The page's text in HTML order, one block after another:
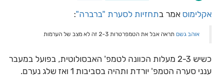
אקלימוס אמר בתחזיות לסערת "ברברה":
אוהב גשם תראה אבל את הטמפרטרות 2-3 זה לא מצב של הערמות
כשיש 2-3 מעלות הכוונה לטמפ' האבסולוטית, בפועל במעבר
ענני סערה הטמפ' יורדת ותהיה בסביבות 1 ואז שלג נערם.